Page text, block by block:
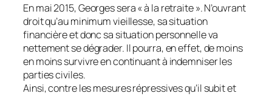
En mai 2015, Georges sera « à la retraite ». N’ouvrant
droit qu’au minimum vieillesse, sa situation
financière et donc sa situation personnelle va
nettement se dégrader. Il pourra, en effet, de moins
en moins survivre en continuant à indemniser les
parties civiles.
Ainsi, contre les mesures répressives qu’il subit et